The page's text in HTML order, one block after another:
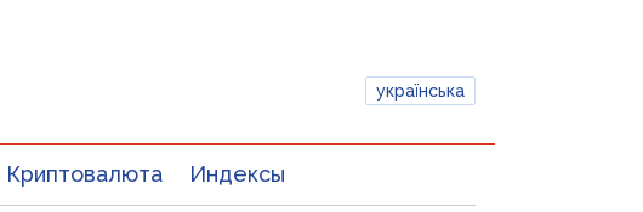
українська
Криптовалюта Индексы